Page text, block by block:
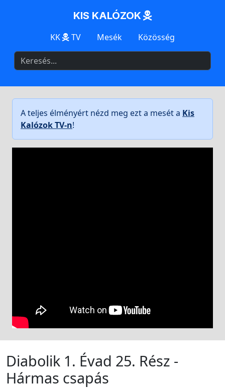
KIS KALÓZOK
KK TV Mesék Közösség
A teljes élményért nézd meg ezt a mesét a Kis
Kalózok TV-n!
Diabolik 1. Évad 25. Rész -
Hármas csapás